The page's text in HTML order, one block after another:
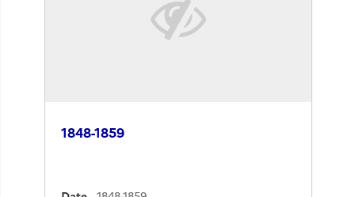
1848-1859